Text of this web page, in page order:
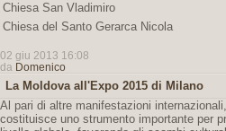
Chiesa San Vladimiro
Chiesa del Santo Gerarca Nicola
02 giu 2013 16:08
da Domenico
La Moldova all'Expo 2015 di Milano
Al pari di altre manifestazioni
costituisce uno strumento importante per